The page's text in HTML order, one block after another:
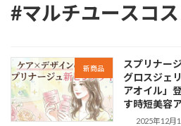
#マルチユースコ
新商品
スプリナー
グロスジェ
アオイル」
す時短美容
2025年12月